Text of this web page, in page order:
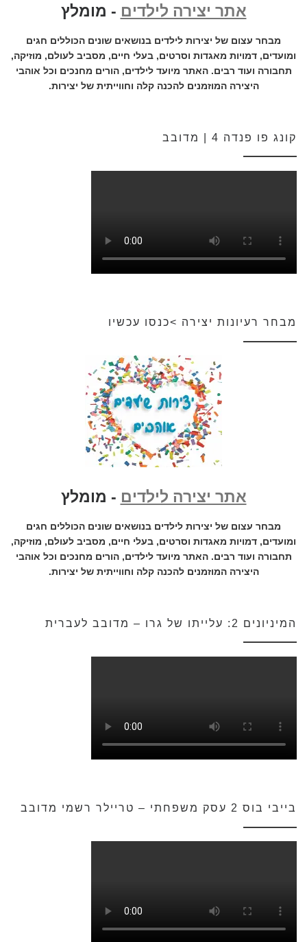
אתר יצירה לילדים - מומלץ
מבחר עצום של יצירות לילדים בנושאים שונים הכוללים חגים
ומועדים, דמויות מאגדות וסרטים, בעלי חיים, מסביב לעולם, מוזיקה,
תחבורה ועוד רבים. האתר מיועד לילדים, הורים מחנכים וכל אוהבי
היצירה המוזמנים להכנה קלה וחווייתית של יצירות.
קונג פו פנדה 4 | מדובב
מבחר רעיונות יצירה >כנסו עכשיו
אתר יצירה לילדים - מומלץ
מבחר עצום של יצירות לילדים בנושאים שונים הכוללים חגים
ומועדים, דמויות מאגדות וסרטים, בעלי חיים, מסביב לעולם, מוזיקה,
תחבורה ועוד רבים. האתר מיועד לילדים, הורים מחנכים וכל אוהבי
היצירה המוזמנים להכנה קלה וחווייתית של יצירות.
המיניונים 2: עלייתו של גרו – מדובב לעברית
בייבי בוס 2 עסק משפחתי – טריילר רשמי מדובב